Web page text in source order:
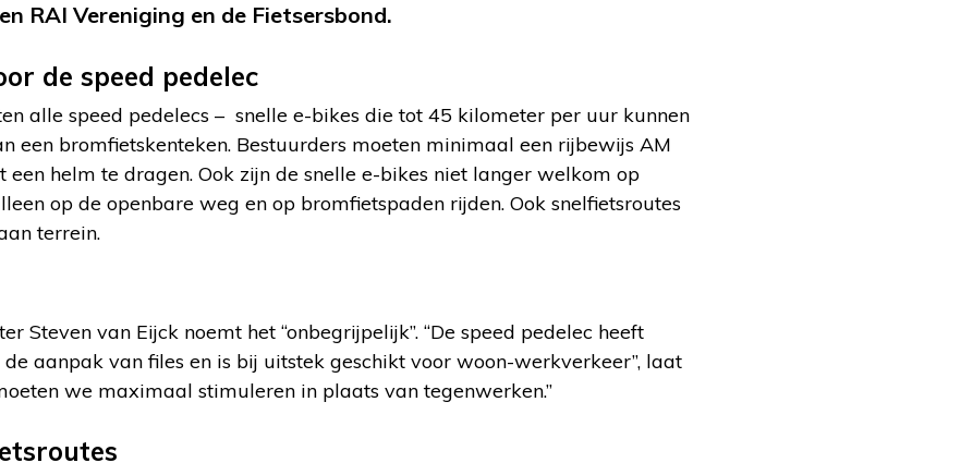
RAI Vereniging en de Fietsersbond.
de speed pedelec
alle speed pedelecs – snelle e-bikes die tot 45 kilometer per uur kunnen
een bromfietskenteken. Bestuurders moeten minimaal een rijbewijs AM
een helm te dragen. Ook zijn de snelle e-bikes niet langer welkom op
op de openbare weg en op bromfietspaden rijden. Ook snelfietsroutes
terrein.
Steven van Eijck noemt het “onbegrijpelijk”. “De speed pedelec heeft
aanpak van files en is bij uitstek geschikt voor woon-werkverkeer”, laat
we maximaal stimuleren in plaats van tegenwerken.”